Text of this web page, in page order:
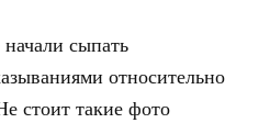
сыпать
относительно
стоит такие фото